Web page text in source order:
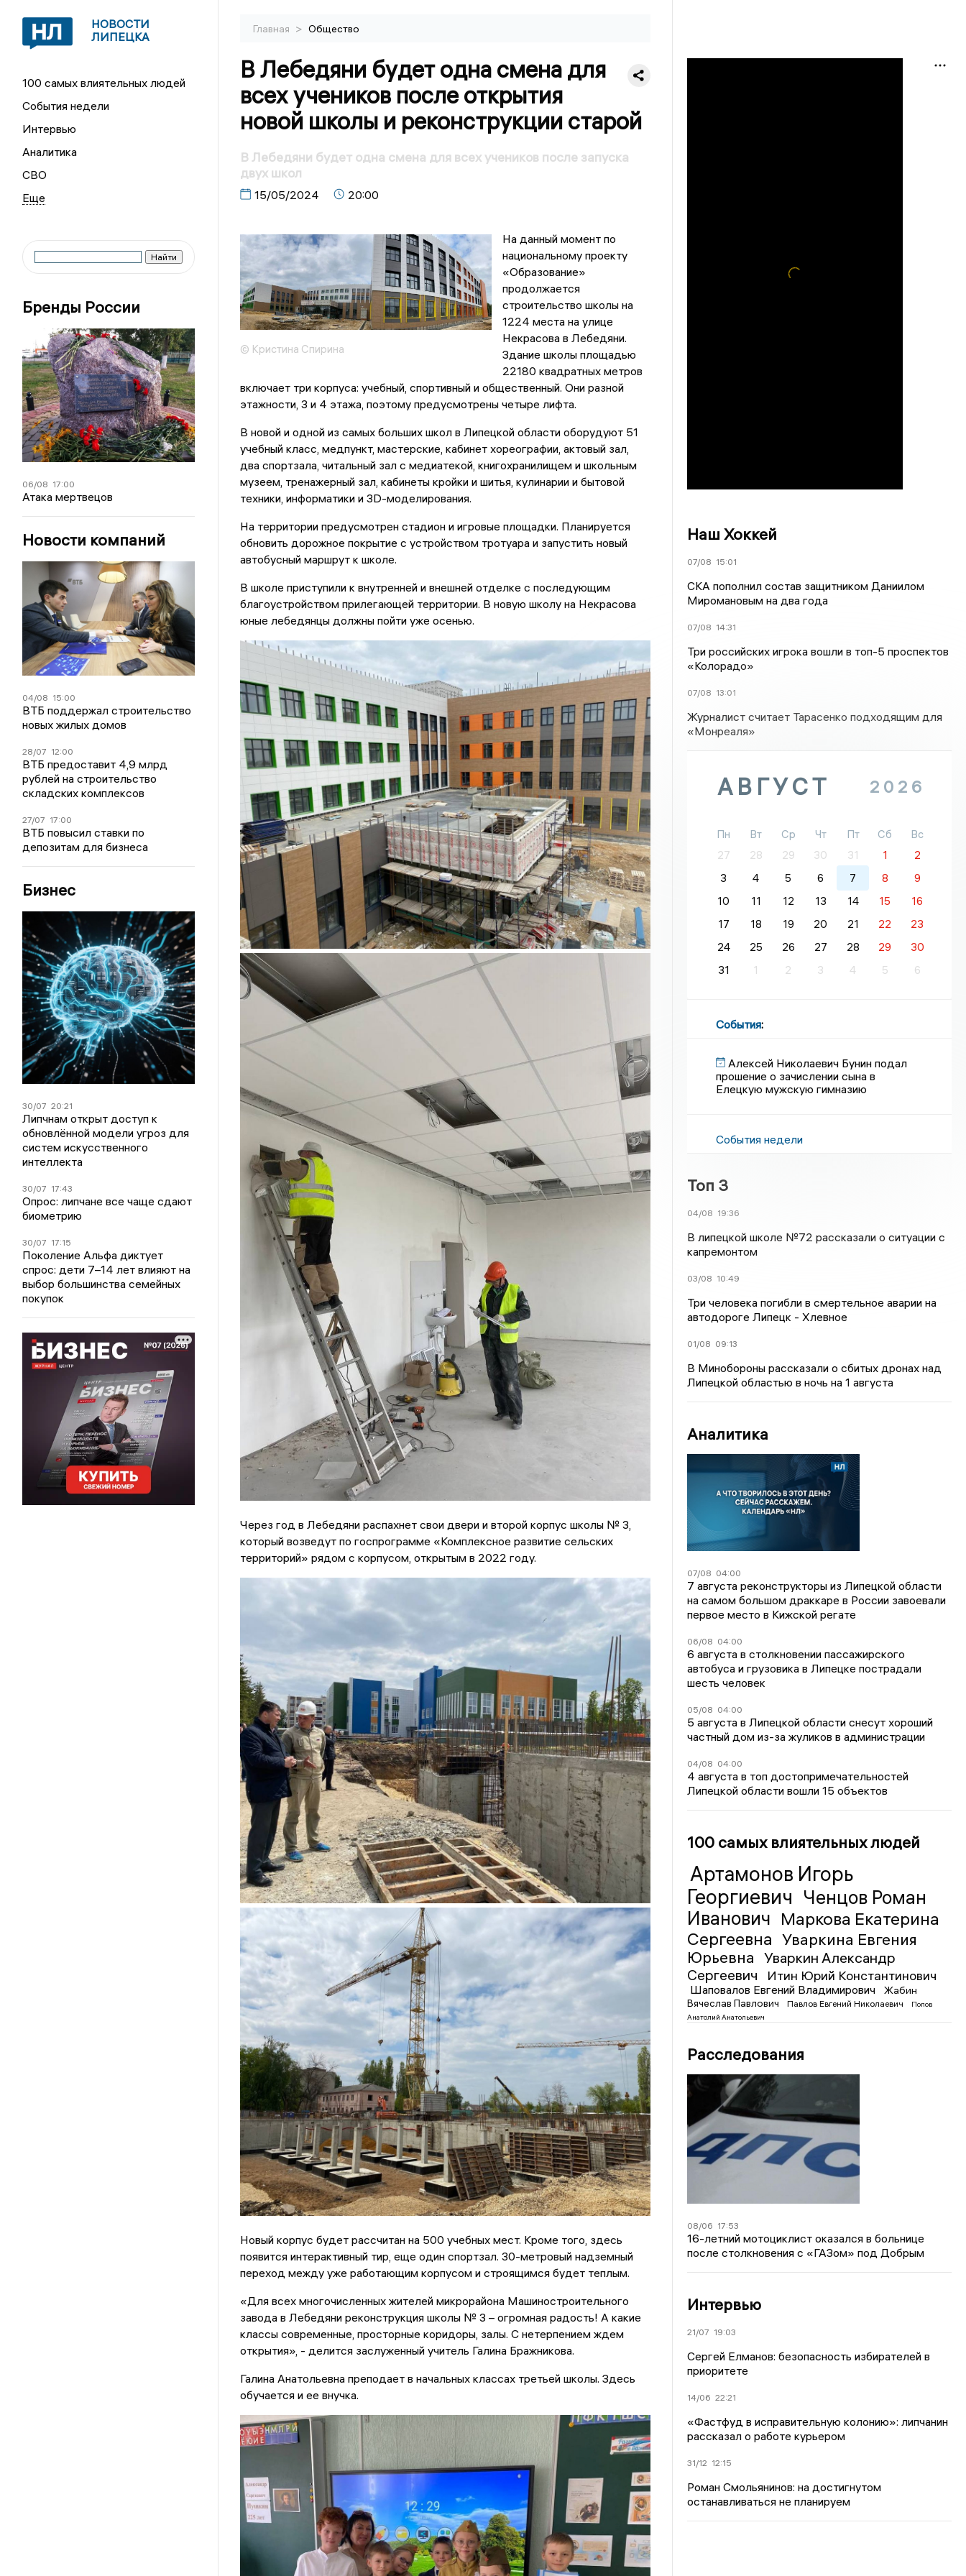
НОВОСТИ
ЛИПЕЦКА
100 самых влиятельных людей
События недели
Интервью
Аналитика
СВО
Бренды России
06/08 17:00
Атака мертвецов
Новости компаний
04/08 15:00
ВТБ поддержал строительство
новых жилых домов
28/07 12:00
ВТБ предоставит 4,9 млрд
рублей на строительство
складских комплексов
27/07 17:00
ВТБ повысил ставки по
депозитам для бизнеса
Бизнес
30/07 20:21
Липчнам открыт доступ к
обновлённой модели угроз для
систем искусственного
интеллекта
30/07 17:43
Опрос: липчане все чаще сдают
биометрию
30/07 17:15
Поколение Альфа диктует
спрос: дети 7–14 лет влияют на
выбор большинства семейных
покупок
Главная > Общество
В Лебедяни будет одна смена для
всех учеников после открытия
новой школы и реконструкции старой
В Лебедяни будет одна смена для всех учеников после запуска
двух школ
15/05/2024 20:00
© Кристина Спирина
На данный момент по
национальному проекту
«Образование»
продолжается
строительство школы на
1224 места на улице
Некрасова в Лебедяни.
Здание школы площадью
22180 квадратных метров
включает три корпуса: учебный, спортивный и общественный. Они разной
этажности, 3 и 4 этажа, поэтому предусмотрены четыре лифта.
В новой и одной из самых больших школ в Липецкой области оборудуют 51
учебный класс, медпункт, мастерские, кабинет хореографии, актовый зал,
два спортзала, читальный зал с медиатекой, книгохранилищем и школьным
музеем, тренажерный зал, кабинеты кройки и шитья, кулинарии и бытовой
техники, информатики и 3D-моделирования.
На территории предусмотрен стадион и игровые площадки. Планируется
обновить дорожное покрытие с устройством тротуара и запустить новый
автобусный маршрут к школе.
В школе приступили к внутренней и внешней отделке с последующим
благоустройством прилегающей территории. В новую школу на Некрасова
юные лебедянцы должны пойти уже осенью.
Через год в Лебедяни распахнет свои двери и второй корпус школы № 3,
который возведут по госпрограмме «Комплексное развитие сельских
территорий» рядом с корпусом, открытым в 2022 году.
Новый корпус будет рассчитан на 500 учебных мест. Кроме того, здесь
появится интерактивный тир, еще один спортзал. 30-метровый надземный
переход между уже работающим корпусом и строящимся будет теплым.
«Для всех многочисленных жителей микрорайона Машиностроительного
завода в Лебедяни реконструкция школы № 3 – огромная радость! А какие
классы современные, просторные коридоры, залы. С нетерпением ждем
открытия», - делится заслуженный учитель Галина Бражникова.
Галина Анатольевна преподает в начальных классах третьей школы. Здесь
обучается и ее внучка.
Наш Хоккей
07/08 15:01
СКА пополнил состав защитником Даниилом
Миромановым на два года
07/08 14:31
Три российских игрока вошли в топ-5 проспектов
«Колорадо»
07/08 13:01
Журналист считает Тарасенко подходящим для
«Монреаля»
АВГУСТ 2026
Пн Вт Ср Чт Пт Сб
Вс
27
28 29 30 31 1
2
3
4 5 6 7 8
9
10
11 12 13 14 15
16
17
18 19 20 21 22
23
24
25 26 27 28 29
30
31
1 2 3 4 5 6
События:
Алексей Николаевич Бунин подал
прошение о зачислении сына в
Елецкую мужскую гимназию
События недели
Топ 3
04/08 19:36
В липецкой школе №72 рассказали о ситуации с
капремонтом
03/08 10:49
Три человека погибли в смертельное аварии на
автодороге Липецк - Хлевное
01/08 09:13
В Минобороны рассказали о сбитых дронах над
Липецкой областью в ночь на 1 августа
Аналитика
07/08 04:00
7 августа реконструкторы из Липецкой области
на самом большом драккаре в России завоевали
первое место в Кижской регате
06/08 04:00
6 августа в столкновении пассажирского
автобуса и грузовика в Липецке пострадали
шесть человек
05/08 04:00
5 августа в Липецкой области снесут хороший
частный дом из-за жуликов в администрации
04/08 04:00
4 августа в топ достопримечательностей
Липецкой области вошли 15 объектов
100 самых влиятельных людей
Артамонов Игорь
Георгиевич Ченцов Роман
Иванович Маркова Екатерина
Сергеевна Уваркина Евгения
Юрьевна
Уваркин Александр
Сергеевич
Итин Юрий Константинович
Шаповалов Евгений Владимирович
Жабин
Вячеслав Павлович
Павлов Евгений Николаевич
Попов
Анатолий Анатольевич
Расследования
08/06 17:53
16-летний мотоциклист оказался в больнице
после столкновения с «ГАЗом» под Добрым
Интервью
21/07 19:03
Сергей Елманов: безопасность избирателей в
приоритете
14/06 22:21
«Фастфуд в исправительную колонию»: липчанин
рассказал о работе курьером
31/12 12:15
Роман Смольянинов: на достигнутом
останавливаться не планируем